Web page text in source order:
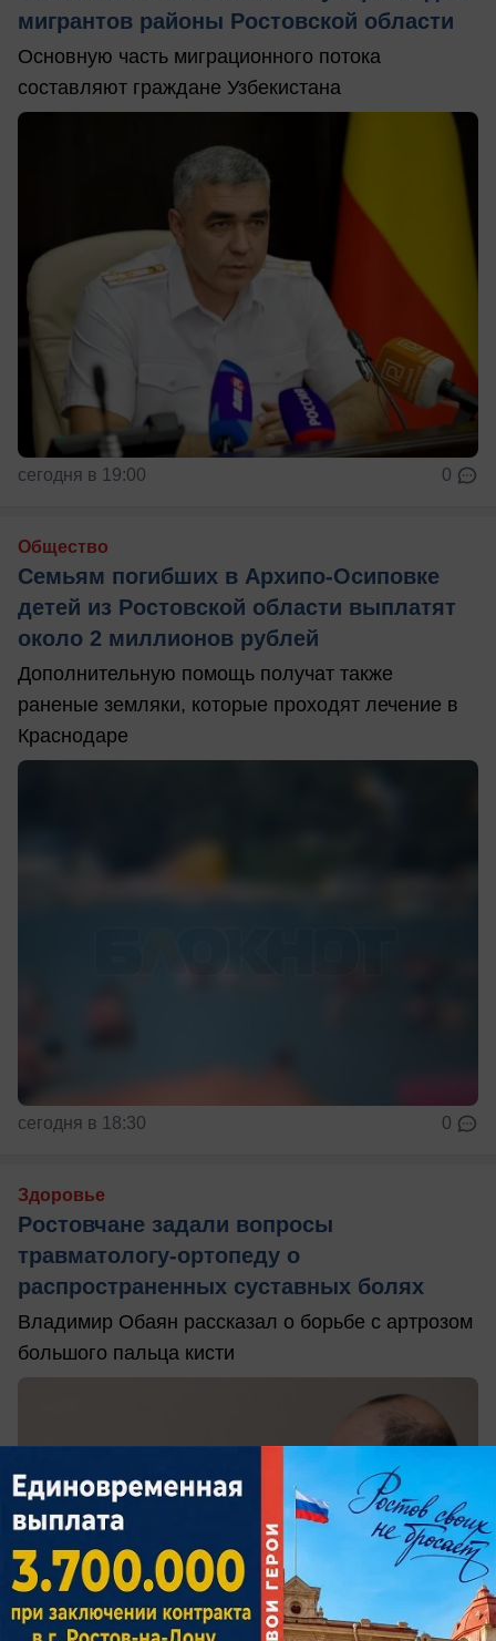
мигрантов районы Ростовской области
Основную часть миграционного потока
составляют граждане Узбекистана
сегодня в 19:00 0
Общество
Семьям погибших в Архипо-Осиповке
детей из Ростовской области выплатят
около 2 миллионов рублей
Дополнительную помощь получат также
раненые земляки, которые проходят лечение в
Краснодаре
сегодня в 18:30 0
Здоровье
Ростовчане задали вопросы
травматологу-ортопеду о
распространенных суставных болях
Владимир Обаян рассказал о борьбе с артрозом
большого пальца кисти